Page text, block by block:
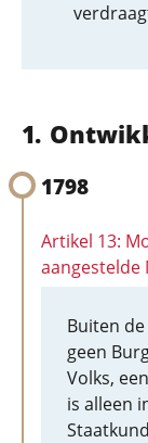
1798
Artikel 13:
aangestelde
Buiten de
geen
Volks,
is alleen